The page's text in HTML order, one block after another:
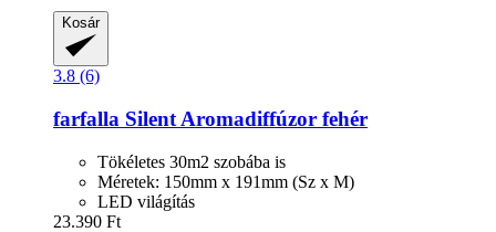
Kosár
3.8 (6)
farfalla Silent Aromadiffúzor fehér
Tökéletes 30m2 szobába is
Méretek: 150mm x 191mm (Sz x M)
LED világítás
23.390 Ft